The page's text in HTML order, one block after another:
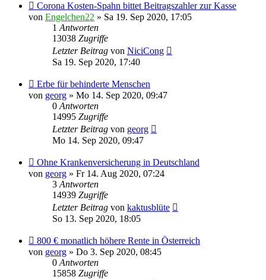
Corona Kosten-Spahn bittet Beitragszahler zur Kasse
von Engelchen22 » Sa 19. Sep 2020, 17:05
1Antworten
13038 Zugriffe
Letzter Beitrag von NiciCong
Sa 19. Sep 2020, 17:40
Erbe für behinderte Menschen
von georg » Mo 14. Sep 2020, 09:47
0Antworten
14995 Zugriffe
Letzter Beitrag von georg
Mo 14. Sep 2020, 09:47
Ohne Krankenversicherung in Deutschland
von georg » Fr 14. Aug 2020, 07:24
3Antworten
14939 Zugriffe
Letzter Beitrag von kaktusblüte
So 13. Sep 2020, 18:05
800 € monatlich höhere Rente in Österreich
von georg » Do 3. Sep 2020, 08:45
0Antworten
15858 Zugriffe